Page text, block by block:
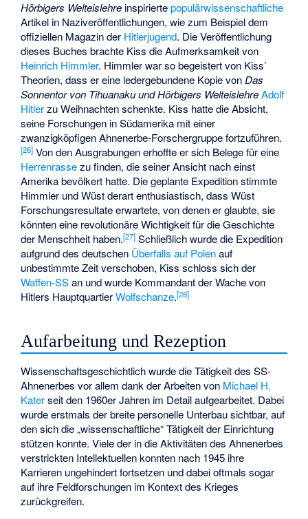
Hörbigers Welteislehre inspiriertepopulärwissenschaftliche
Artikel in Naziveröffentlichungen, wie zum Beispiel dem
offiziellen Magazin der Hitlerjugend. Die Veröffentlichung
dieses Buches brachte Kiss die Aufmerksamkeit von
Heinrich Himmler. Himmler war so begeistert von Kiss’
Theorien, dass er eine ledergebundene Kopie vonDas
Sonnentor von Tihuanaku und Hörbigers Welteislehre Adolf
Hitlerzu Weihnachten schenkte. Kiss hatte die Absicht,
seine Forschungen in Südamerika mit einer
zwanzigköpfigen Ahnenerbe-Forschergruppe fortzuführen.
[26] Von den Ausgrabungen erhoffte er sich Belege für eine
Herrenrassezu finden, die seiner Ansicht nach einst
Amerika bevölkert hatte. Die geplante Expedition stimmte
Himmler und Wüst derart enthusiastisch, dass Wüst
Forschungsresultate erwartete, von denen er glaubte, sie
könnten eine revolutionäre Wichtigkeit für dieGeschichte
der Menschheit haben.[27] Schließlich wurde die Expedition
aufgrund des deutschen Überfalls auf Polenauf
unbestimmte Zeit verschoben, Kiss schloss sich der
Waffen-SSan und wurde Kommandant der Wache von
Hitlers HauptquartierWolfschanze.[28]
Aufarbeitung und Rezeption
Wissenschaftsgeschichtlich wurde die Tätigkeit des SS-
Ahnenerbes vor allem dank der Arbeiten von Michael H.
Katerseit den 1960er Jahren im Detail aufgearbeitet. Dabei
wurde erstmals der breite personelle Unterbau sichtbar, auf
den sich die „wissenschaftliche“ Tätigkeit der Einrichtung
stützen konnte. Viele der in die Aktivitäten des Ahnenerbes
verstrickten Intellektuellen konnten nach 1945 ihre
Karrieren ungehindert fortsetzen und dabei oftmals sogar
auf ihre Feldforschungen im Kontext des Krieges
zurückgreifen.